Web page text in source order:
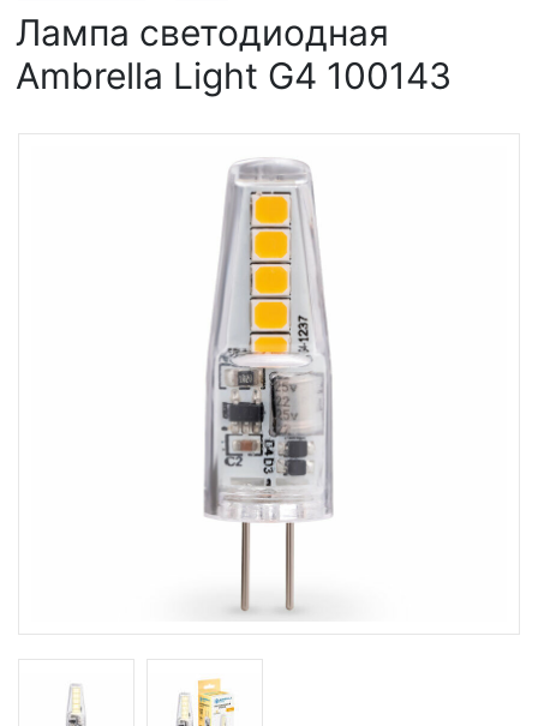
Лампа светодиодная
Ambrella Light G4 100143